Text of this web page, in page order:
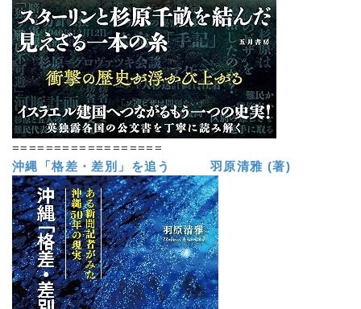
==================
沖縄「格差・差別」を追う 羽原清雅 (著)